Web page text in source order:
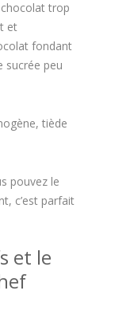
trop
et
fondant
sucrée peu
tiède
pouvez le
c’est parfait
et le